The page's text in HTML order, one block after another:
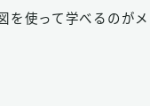
を使って学べるのがメ